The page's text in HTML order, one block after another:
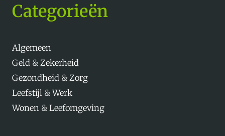
Categorieën
Algemeen
Geld & Zekerheid
Gezondheid & Zorg
Leefstijl & Werk
Wonen & Leefomgeving